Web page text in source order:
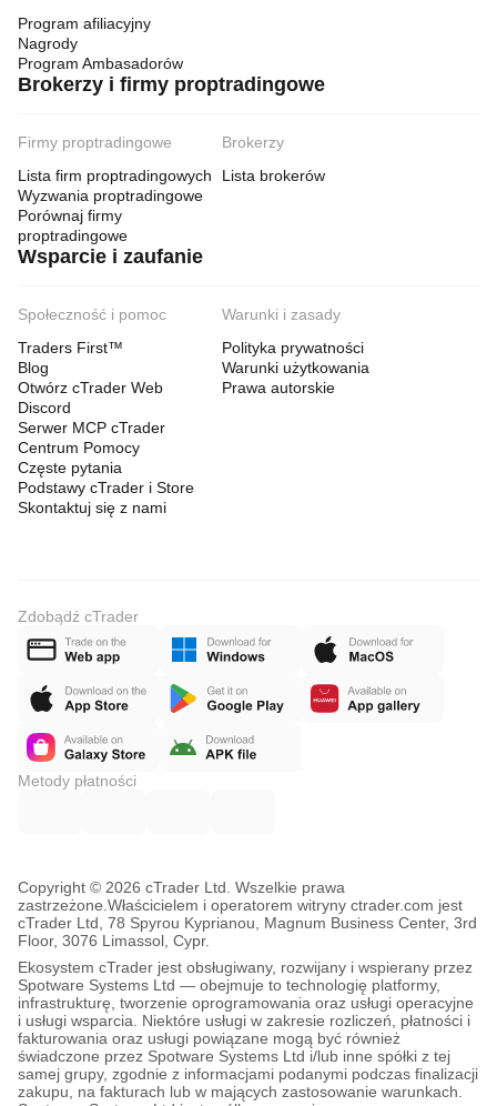
Program afiliacyjny
Nagrody
Program Ambasadorów
Brokerzy i firmy proptradingowe
Firmy proptradingowe
Lista firm proptradingowych
Wyzwania proptradingowe
Porównaj firmy
proptradingowe
Brokerzy
Lista brokerów
Wsparcie i zaufanie
Społeczność i pomoc
Traders First™
Blog
Otwórz cTrader Web
Discord
Serwer MCP cTrader
Centrum Pomocy
Częste pytania
Podstawy cTrader i Store
Skontaktuj się z nami
Warunki i zasady
Polityka prywatności
Warunki użytkowania
Prawa autorskie
Zdobądź cTrader
Metody płatności
Copyright © 2026 cTrader Ltd. Wszelkie prawa
zastrzeżone. Właścicielem i operatorem witryny ctrader.com jest
cTrader Ltd, 78 Spyrou Kyprianou, Magnum Business Center, 3rd
Floor, 3076 Limassol, Cypr.
Ekosystem cTrader jest obsługiwany, rozwijany i wspierany przez
Spotware Systems Ltd — obejmuje to technologię platformy,
infrastrukturę, tworzenie oprogramowania oraz usługi operacyjne
i usługi wsparcia. Niektóre usługi w zakresie rozliczeń, płatności i
fakturowania oraz usługi powiązane mogą być również
świadczone przez Spotware Systems Ltd i/lub inne spółki z tej
samej grupy, zgodnie z informacjami podanymi podczas finalizacji
zakupu, na fakturach lub w mających zastosowanie warunkach.